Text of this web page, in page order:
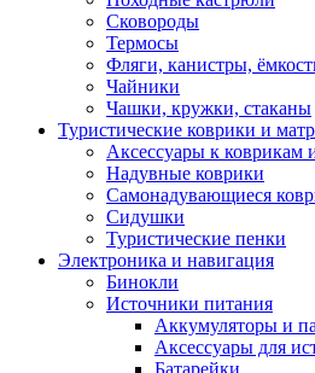
Сковороды
Термосы
Фляги, канистры,
Чайники
Чашки, кружки, стаканы
Туристические коврики и
Аксессуары к коврикам
Надувные коврики
Самонадувающиеся
Сидушки
Туристические пенки
Электроника и навигация
Бинокли
Источники питания
Аккумуляторы и
Аксессуары для
Батарейки